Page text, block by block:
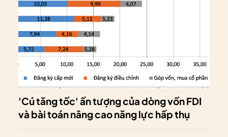
'Cú tăng tốc' ấn tượng của dòng vốn FDI
và bài toán nâng cao năng lực hấp thụ